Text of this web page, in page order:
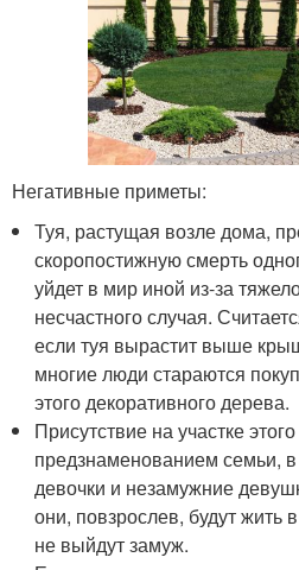
Негативные приметы:
Туя, растущая возле дома,
скоропостижную смерть
уйдет в мир иной из-за
несчастного случая.
если туя вырастит выше
многие люди стараются
этого декоративного дерева.
Присутствие на участке
предзнаменованием семьи,
девочки и незамужние
они, повзрослев, будут жить
не выйдут замуж.